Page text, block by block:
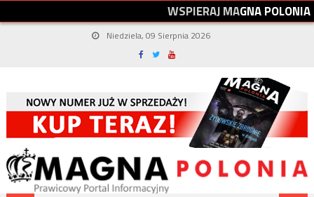
WSPIERAJMAGNAPOLONIA
Niedziela, 09 Sierpnia 2026